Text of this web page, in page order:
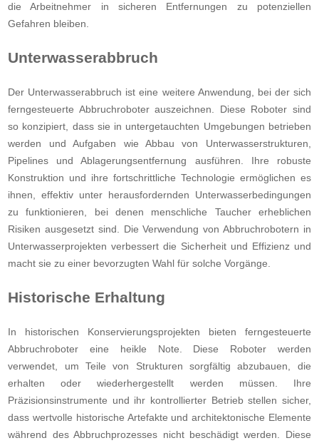
die Arbeitnehmer in sicheren Entfernungen zu potenziellen
Gefahren bleiben.
Unterwasserabbruch
Der Unterwasserabbruch ist eine weitere Anwendung, bei der sich
ferngesteuerte Abbruchroboter auszeichnen. Diese Roboter sind
so konzipiert, dass sie in untergetauchten Umgebungen betrieben
werden und Aufgaben wie Abbau von Unterwasserstrukturen,
Pipelines und Ablagerungsentfernung ausführen. Ihre robuste
Konstruktion und ihre fortschrittliche Technologie ermöglichen es
ihnen, effektiv unter herausfordernden Unterwasserbedingungen
zu funktionieren, bei denen menschliche Taucher erheblichen
Risiken ausgesetzt sind. Die Verwendung von Abbruchrobotern in
Unterwasserprojekten verbessert die Sicherheit und Effizienz und
macht sie zu einer bevorzugten Wahl für solche Vorgänge.
Historische Erhaltung
In historischen Konservierungsprojekten bieten ferngesteuerte
Abbruchroboter eine heikle Note. Diese Roboter werden
verwendet, um Teile von Strukturen sorgfältig abzubauen, die
erhalten oder wiederhergestellt werden müssen. Ihre
Präzisionsinstrumente und ihr kontrollierter Betrieb stellen sicher,
dass wertvolle historische Artefakte und architektonische Elemente
während des Abbruchprozesses nicht beschädigt werden. Diese